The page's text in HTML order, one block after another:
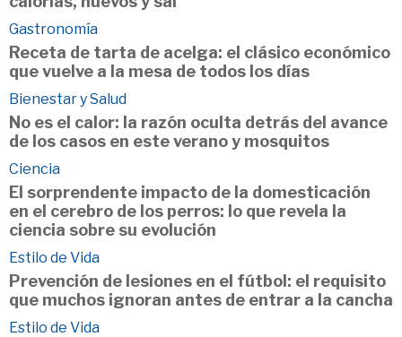
Gastronomía
Receta de tarta de acelga: el clásico económico
que vuelve a la mesa de todos los días
Bienestar y Salud
No es el calor: la razón oculta detrás del avance
de los casos en este verano y mosquitos
Ciencia
El sorprendente impacto de la domesticación
en el cerebro de los perros: lo que revela la
ciencia sobre su evolución
Estilo de Vida
Prevención de lesiones en el fútbol: el requisito
que muchos ignoran antes de entrar a la cancha
Estilo de Vida